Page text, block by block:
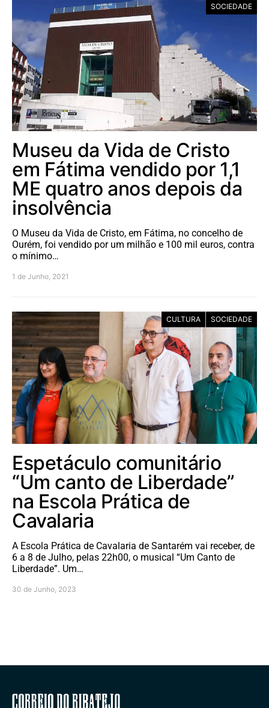
SOCIEDADE
Museu da Vida de Cristo
em Fátima vendido por 1,1
ME quatro anos depois da
insolvência
O Museu da Vida de Cristo, em Fátima, no concelho de
Ourém, foi vendido por um milhão e 100 mil euros, contra
o mínimo…
1 de Junho, 2021
CULTURA SOCIEDADE
Espetáculo comunitário
“Um canto de Liberdade”
na Escola Prática de
Cavalaria
A Escola Prática de Cavalaria de Santarém vai receber, de
6 a 8 de Julho, pelas 22h00, o musical “Um Canto de
Liberdade”. Um…
30 de Junho, 2023
Correio do Ribatejo